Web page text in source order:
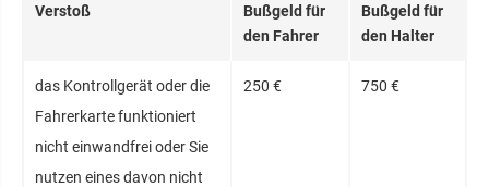
Verstoß
Bußgeld für
den Fahrer
Bußgeld für
den Halter
das Kontrollgerät oder die
Fahrerkarte funktioniert
nicht einwandfrei oder Sie
nutzen eines davon nicht
250 € 750 €